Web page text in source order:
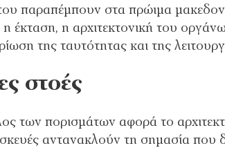
παραπέμπουν στα πρώιμα
έκταση, η αρχιτεκτονική του
της ταυτότητας και της
στοές
των πορισμάτων αφορά το
αντανακλούν τη σημασία που